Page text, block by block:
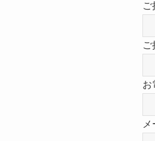
ィ
ル
は
の
ま
ご
ご
お